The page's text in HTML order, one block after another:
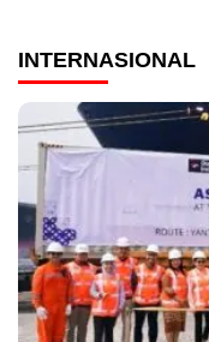
INTERNASIONAL